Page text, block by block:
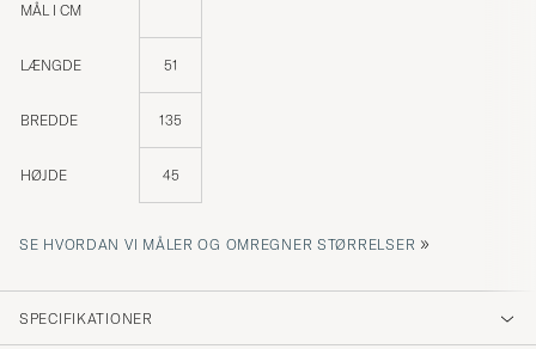
MÅL I CM
LÆNGDE 51
BREDDE 135
HØJDE 45
SE HVORDAN VI MÅLER OG OMREGNER STØRRELSER »
SPECIFIKATIONER